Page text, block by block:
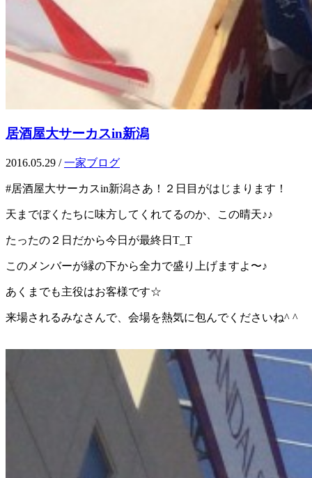
居酒屋大サーカスin新潟
2016.05.29 /一家ブログ
#居酒屋大サーカスin新潟さあ！２日目がはじまります！
天までぼくたちに味方してくれてるのか、この晴天♪♪
たったの２日だから今日が最終日T_T
このメンバーが縁の下から全力で盛り上げますよ〜♪
あくまでも主役はお客様です☆
来場されるみなさんで、会場を熱気に包んでくださいね^ ^